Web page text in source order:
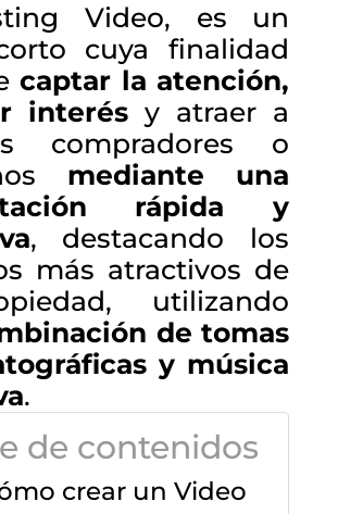
Video, es un
cuya finalidad
captar la atención,
interésy atraer a
compradores o
mediante una
rápida y
, destacando los
más atractivos de
utilizando
de tomas
y música
.
de contenidos
crear un Video